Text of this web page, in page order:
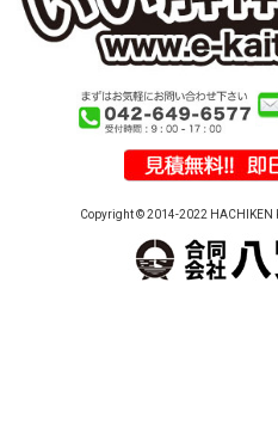
Copyright © 2014-2022 HACHIKEN